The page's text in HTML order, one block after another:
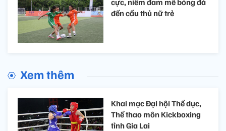
cực, niềm đam mê bóng đá
đến cầu thủ nữ trẻ
Xem thêm
Khai mạc Đại hội Thể dục,
Thể thao môn Kickboxing
tỉnh Gia Lai